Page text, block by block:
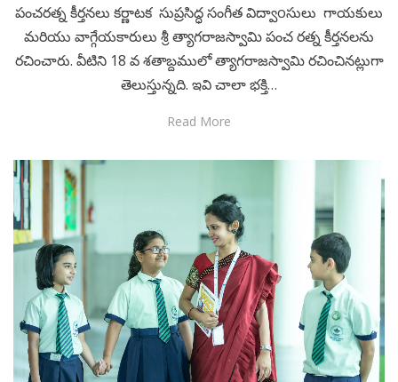
పంచరత్న కీర్తనలు కర్ణాటక సుప్రసిద్ధ సంగీత విద్వాoసులు గాయకులు
మరియు వాగ్గేయకారులు శ్రీ త్యాగరాజస్వామి పంచ రత్న కీర్తనలను
రచించారు. వీటిని 18 వ శతాబ్దములో త్యాగరాజస్వామి రచించినట్లుగా
తెలుస్తున్నది. ఇవి చాలా భక్తి…
Read More